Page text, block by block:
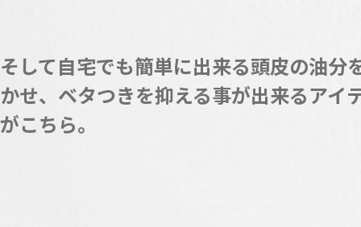
そして自宅でも簡単に出来る頭皮の油分
かせ、ベタつきを抑える事が出来るアイ
がこちら。